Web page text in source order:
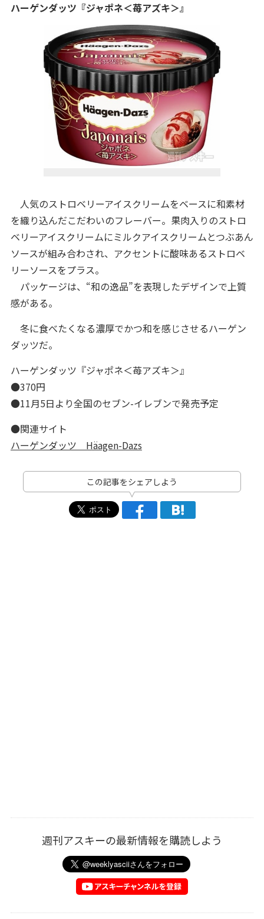
ハーゲンダッツ『ジャポネ＜苺アズキ＞』
人気のストロベリーアイスクリームをベースに和素材
を織り込んだこだわいのフレーバー。果肉入りのストロ
ベリーアイスクリームにミルクアイスクリームとつぶあん
ソースが組み合わされ、アクセントに酸味あるストロベ
リーソースをプラス。
パッケージは、“和の逸品”を表現したデザインで上質
感がある。
冬に食べたくなる濃厚でかつ和を感じさせるハーゲン
ダッツだ。
ハーゲンダッツ『ジャポネ＜苺アズキ＞』
●370円
●11月5日より全国のセブン-イレブンで発売予定
●関連サイト
ハーゲンダッツ Häagen-Dazs
この記事をシェアしよう
週刊アスキーの最新情報を購読しよう